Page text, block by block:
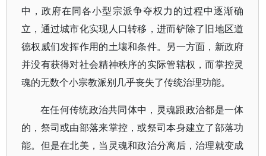
中，政府在同各小型宗派争夺权力的过程中逐渐确
立，通过城市化实现人口转移，进而铲除了旧地区道
德权威们发挥作用的土壤和条件。另一方面，新政府
并没有获得对社会精神秩序的实际管辖权，而掌控灵
魂的无数个小宗教派别几乎丧失了传统治理功能。
在任何传统政治共同体中，灵魂跟政治都是一体
的，祭司或由部落来掌控，或祭司本身建立了部落功
能。但是在北美，当灵魂和政治分离后，治理就变成